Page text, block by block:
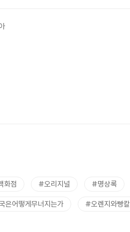
화점 #오리지널 #명상록
은어떻게무너지는가 #오렌지와빵칼